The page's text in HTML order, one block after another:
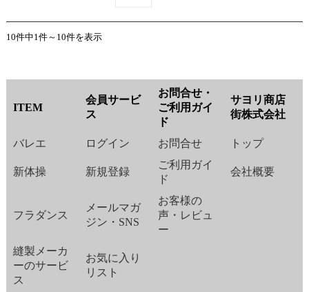
10件中1件～10件を表示
ITEM
会員サービ
ス
お問合せ・
ご利用ガイ
ド
サヨリ商店
街株式会社
バレエ ログイン お問合せ トップ
新体操 新規登録
ご利用ガイ
ド
会社概要
フラダンス
メールマガ
ジン・SNS
お客様の
声・レビュ
ー
縫製メーカ
ーのサービ
ス
お気に入り
リスト